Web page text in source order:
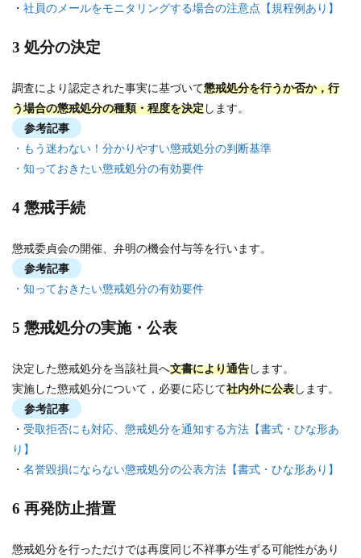
・ 社員のメールをモニタリングする場合の注意点【規程例あり】
3 処分の決定
調査により認定された事実に基づいて懲戒処分を行うか否か，行
う場合の懲戒処分の種類・程度を決定します。
参考記事
・もう迷わない！分かりやすい懲戒処分の判断基準
・知っておきたい懲戒処分の有効要件
4 懲戒手続
懲戒委貞会の開催、弁明の機会付与等を行います。
参考記事
・知っておきたい懲戒処分の有効要件
5 懲戒処分の実施・公表
決定した懲戒処分を当該社員へ文書により通告します。
実施した懲戒処分について，必要に応じて社内外に公表します。
参考記事
・ 受取拒否にも対応、懲戒処分を通知する方法【書式・ひな形あ
り】
・ 名誉毀損にならない懲戒処分の公表方法【書式・ひな形あり】
6 再発防止措置
懲戒処分を行っただけでは再度同じ不祥事が生ずる可能性があり